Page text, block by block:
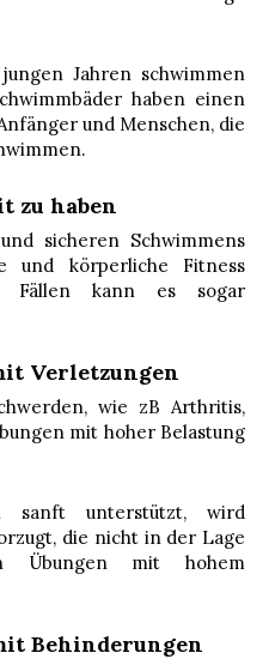
Jahren schwimmen
haben einen
und Menschen, die
zu haben
sicheren Schwimmens
und körperliche Fitness
Fällen kann es sogar
Verletzungen
wie zB Arthritis,
mit hoher Belastung
sanft unterstützt, wird
die nicht in der Lage
Übungen mit hohem
Behinderungen